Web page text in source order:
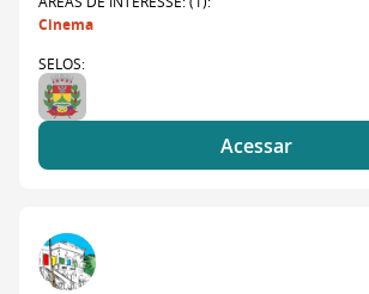
Cinema
SELOS:
Acessar